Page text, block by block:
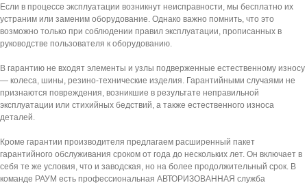
Если в процессе эксплуатации возникнут неисправности, мы бесплатно их
устраним или заменим оборудование. Однако важно помнить, что это
возможно только при соблюдении правил эксплуатации, прописанных в
руководстве пользователя к оборудованию.
В гарантию не входят элементы и узлы подверженные естественному износу
— колеса, шины, резино-технические изделия. Гарантийными случаями не
признаются повреждения, возникшие в результате неправильной
эксплуатации или стихийных бедствий, а также естественного износа
деталей.
Кроме гарантии производителя предлагаем расширенный пакет
гарантийного обслуживания сроком от года до нескольких лет. Он включает в
себя те же условия, что и заводская, но на более продолжительный срок. В
команде РАУМ есть профессиональная АВТОРИЗОВАННАЯ служба